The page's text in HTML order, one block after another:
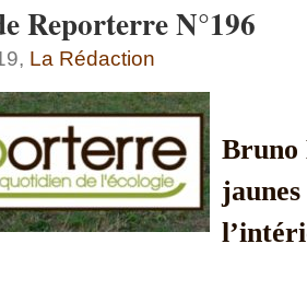
Reporterre N°196
La Rédaction
Bruno